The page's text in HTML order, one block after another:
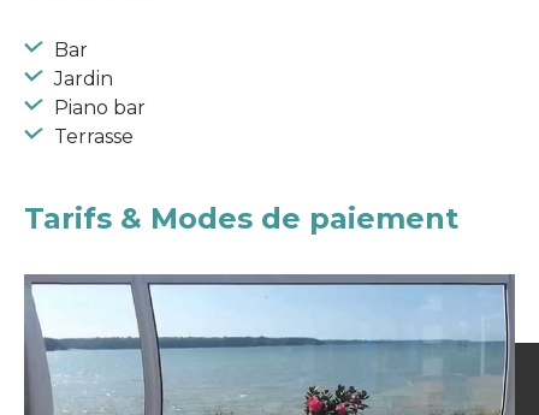
Bar
Jardin
Piano bar
Terrasse
Tarifs & Modes de paiement